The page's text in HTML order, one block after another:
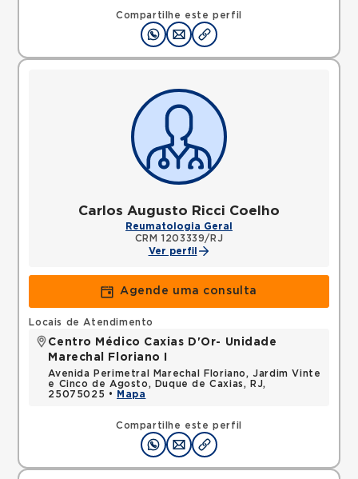
Compartilhe este perfil
Carlos Augusto Ricci Coelho
Reumatologia Geral
CRM 1203339/RJ
Ver perfil
Agende uma consulta
Compartilhe este perfil
Locais de Atendimento
Centro Médico Caxias D'Or- Unidade
Marechal Floriano I
Avenida Perimetral Marechal Floriano, Jardim Vinte
e Cinco de Agosto, Duque de Caxias, RJ,
25075025 •
Mapa